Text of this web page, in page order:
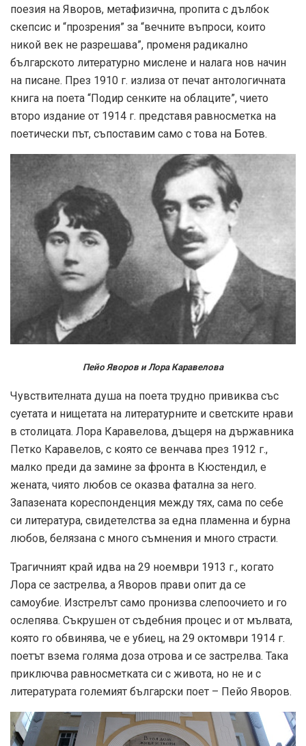
поезия на Яворов, метафизична, пропита с дълбок
скепсис и “прозрения” за “вечните въпроси, които
никой век не разрешава”, променя радикално
българското литературно мислене и налага нов начин
на писане. През 1910 г. излиза от печат антологичната
книга на поета “Подир сенките на облаците”, чието
второ издание от 1914 г. представя равносметка на
поетически път, съпоставим само с това на Ботев.
Пейо Яворов и Лора Каравелова
Чувствителната душа на поета трудно привиква със
суетата и нищетата на литературните и светските нрави
в столицата. Лора Каравелова, дъщеря на държавника
Петко Каравелов, с която се венчава през 1912 г.,
малко преди да замине за фронта в Кюстендил, е
жената, чиято любов се оказва фатална за него.
Запазената кореспонденция между тях, сама по себе
си литература, свидетелства за една пламенна и бурна
любов, белязана с много съмнения и много страсти.
Трагичният край идва на 29 ноември 1913 г., когато
Лора се застрелва, а Яворов прави опит да се
самоубие. Изстрелът само пронизва слепоочието и го
ослепява. Съкрушен от съдебния процес и от мълвата,
която го обвинява, че е убиец, на 29 октомври 1914 г.
поетът взема голяма доза отрова и се застрелва. Така
приключва равносметката си с живота, но не и с
литературата големият български поет – Пейо Яворов.